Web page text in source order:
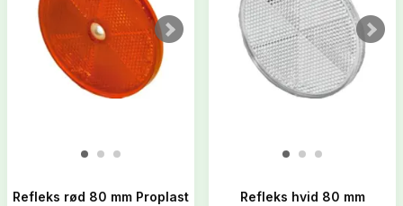
Refleks rød 80 mm Proplast
Refleks hvid 80 mm